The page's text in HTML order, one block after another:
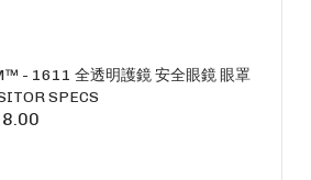
- 1611 全透明護鏡 安全眼鏡 眼罩
SPECS